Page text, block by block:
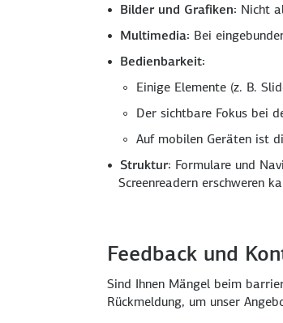
Bilder und Grafiken: Nicht
Multimedia: Bei
Bedienbarkeit:
Einige Elemente (z. B.
Der sichtbare Fokus bei
Auf mobilen Geräten ist
Struktur: Formulare und
Screenreadern erschweren
Feedback und
Sind Ihnen Mängel beim
Rückmeldung, um unser